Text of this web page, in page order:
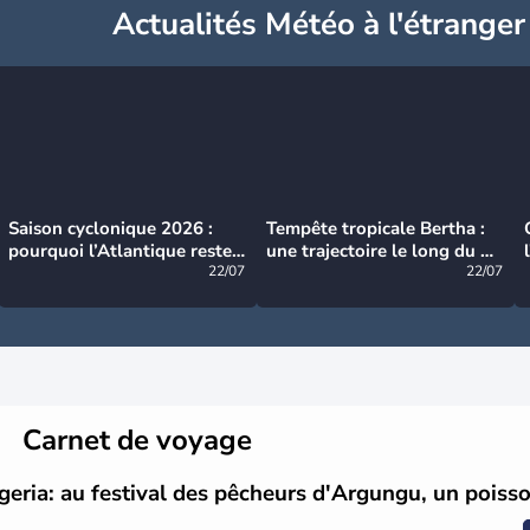
Actualités Météo à l'étranger
Saison cyclonique 2026 :
pourquoi l’Atlantique reste
22/07
Tempête tropicale Bertha :
une trajectoire le long du du
22/07
Carnet de voyage
au festival des pêcheurs d'Argungu, un